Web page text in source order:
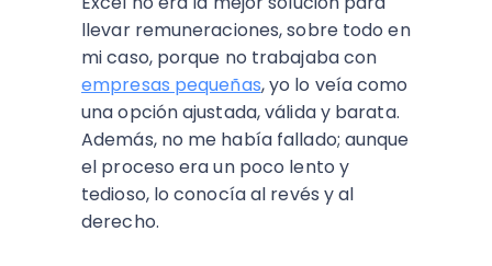
llevar remuneraciones, sobre todo en
mi caso, porque no trabajaba con
empresas pequeñas, yo lo veía como
una opción ajustada, válida y barata.
Además, no me había fallado; aunque
el proceso era un poco lento y
tedioso, lo conocía al revés y al
derecho.